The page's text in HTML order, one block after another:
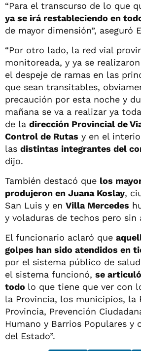
“Para el transcurso de lo que
ya se irá restableciendo en
de mayor dimensión”, aseguró
“Por otro lado, la red vial
monitoreada, y ya se
el despeje de ramas en las
que sean transitables,
precaución por esta noche y
mañana se va a realizar ya
de la dirección Provincial de
Control de Rutas y en el
las distintas integrantes del
dijo.
También destacó que los
produjeron en Juana Koslay,
San Luis y en Villa Mercedes
y voladuras de techos pero sin
El funcionario aclaró que
golpes han sido atendidos en
por el sistema público de
el sistema funcionó, se
todo lo que tiene que ver con
la Provincia, los municipios, la
Provincia, Prevención
Humano y Barrios Populares y
del Estado”.